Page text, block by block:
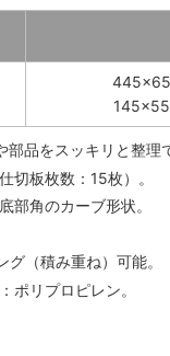
品をスッキリと整理
切板枚数：15枚）。
部角のカーブ形状。
（積み重ね）可能。
ポリプロピレン。